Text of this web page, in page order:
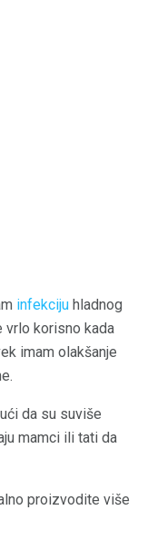
infekciju hladnog
vrlo korisno kada
imam olakšanje
da su suviše
mamci ili tati da
proizvodite više